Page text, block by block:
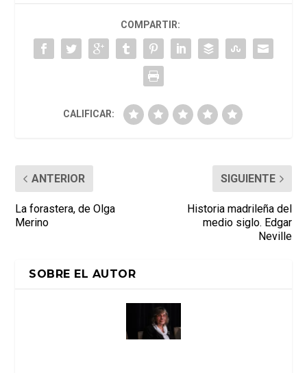
COMPARTIR:
CALIFICAR:
ANTERIOR
La forastera, de Olga
Merino
SIGUIENTE
Historia madrileña del
medio siglo. Edgar
Neville
SOBRE EL AUTOR